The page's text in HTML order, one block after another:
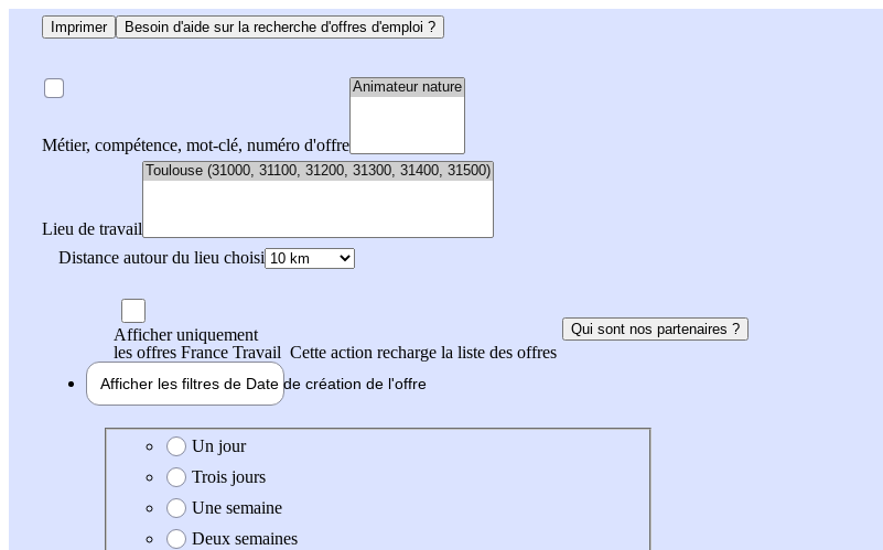
Imprimer Besoin d'aide sur la recherche d'offres d'emploi ?
Métier, compétence, mot-clé, numéro d'offre
Lieu de travail
Distance autour du lieu choisi
Afficher uniquement
les offres France Travail Cette action recharge la liste des offres
Qui sont nos partenaires ?
Afficher les filtres de Date de création de l'offre
Date de création de l'offre
Un jour
Trois jours
Une semaine
Deux semaines